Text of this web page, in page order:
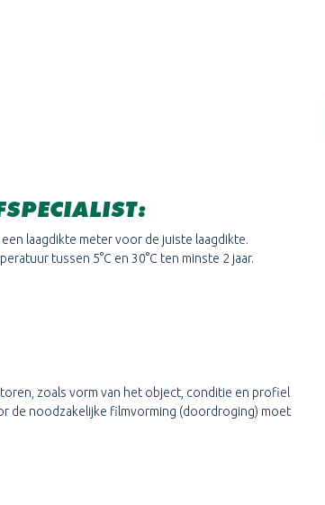
laagdikte meter voor de juiste laagdikte.
tussen 5°C en 30°C ten minste 2 jaar.
zoals vorm van het object, conditie en profiel
de noodzakelijke filmvorming (doordroging) moet